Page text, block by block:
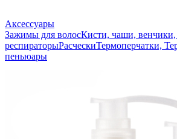
Аксессуары
Зажимы для волосКисти, чаши,
респираторыРасческиТермоперчатки,
пеньюары